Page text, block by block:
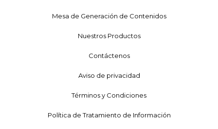
Mesa de Generación de Contenidos
Nuestros Productos
Contáctenos
Aviso de privacidad
Términos y Condiciones
Política de Tratamiento de Información